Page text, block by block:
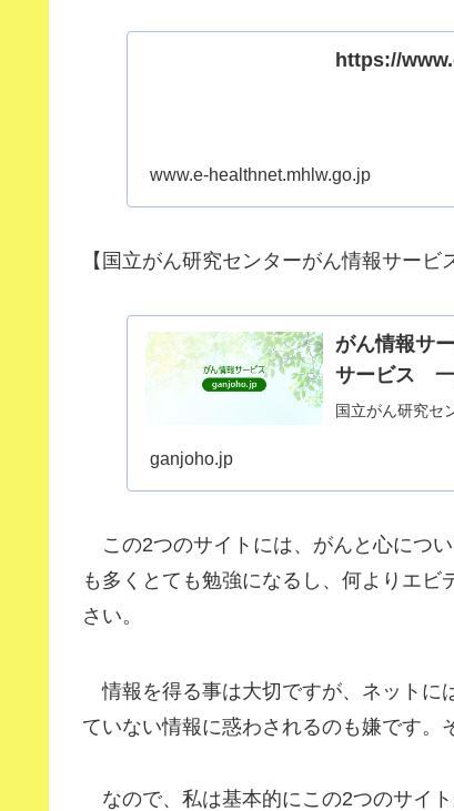
https://
www.e-healthnet.mhlw.go.jp
【国立がん研究センターがん情報サービ
がん情報サ
サービス 一
国立がん研究セ
ganjoho.jp
この2つのサイトには、がんと心につ
も多くとても勉強になるし、何よりエ
さい。
情報を得る事は大切ですが、ネットに
ていない情報に惑わされるのも嫌です。
なので、私は基本的にこの2つのサイ